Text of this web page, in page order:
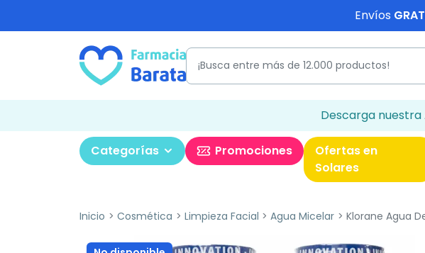
Envíos
Descarga nuestra
Categorías Promociones
Ofertas en
Solares
Inicio Cosmética Limpieza Facial Agua Micelar Klorane Agua